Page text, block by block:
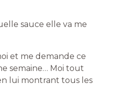
sauce elle va me
et me demande ce
semaine… Moi tout
lui montrant tous les